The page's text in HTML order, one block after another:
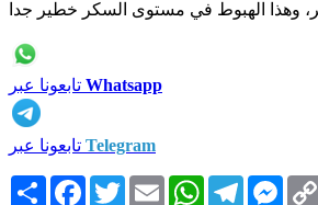
Whatsapp
Telegram
انشر Facebook
TwitterEmail WhatsAppTelegram